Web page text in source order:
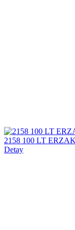
2158 100 LT
Detay